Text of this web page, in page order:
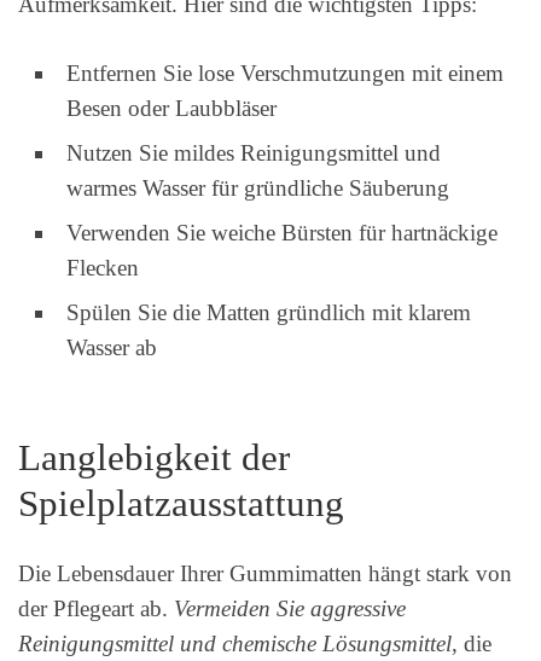
Entfernen Sie lose Verschmutzungen mit einem
Besen oder Laubbläser
Nutzen Sie mildes Reinigungsmittel und
warmes Wasser für gründliche Säuberung
Verwenden Sie weiche Bürsten für hartnäckige
Flecken
Spülen Sie die Matten gründlich mit klarem
Wasser ab
Langlebigkeit der
Spielplatzausstattung
Die Lebensdauer Ihrer Gummimatten hängt stark von
der Pflegeart ab. Vermeiden Sie aggressive
Reinigungsmittel und chemische Lösungsmittel, die